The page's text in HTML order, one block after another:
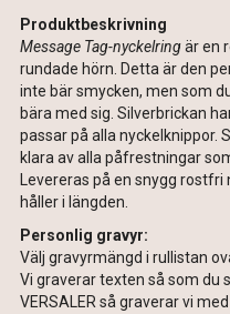
Produktbeskrivning
Message Tag-nyckelringär en
rundade hörn. Detta är den
inte bär smycken, men som
bära med sig. Silverbrickan
passar på alla nyckelknippor.
klara av alla påfrestningar
Levereras på en snygg
håller i längden.
Personlig gravyr:
Välj gravyrmängd i rullistan
Vi graverar texten så som du
VERSALER så graverar vi